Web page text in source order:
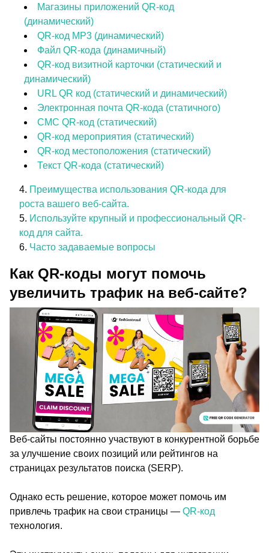
Магазины приложений QR-код
(динамический)
QR-код MP3 (динамический)
Файл QR-кода (динамичный)
QR-код визитной карточки (статический и
динамический)
URL QR код (статический и динамический)
Электронная почта QR-кода (статичного)
СМС QR-код (статический)
QR-код мероприятия (статический)
QR-код местоположения (статический)
Текст QR-кода (статический)
Преимущества использования QR-кода для
роста вашего веб-сайта.
Используйте крупный и профессиональный QR-
код для сайта.
Часто задаваемые вопросы
Как QR-коды могут помочь
увеличить трафик на веб-сайте?
Веб-сайты постоянно участвуют в конкурентной борьбе
за улучшение своих позиций или рейтингов на
страницах результатов поиска (SERP).
Однако есть решение, которое может помочь им
привлечь трафик на свои страницы — QR-код
технология.